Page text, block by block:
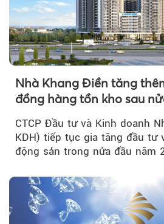
Nhà Khang Điền tăng
đồng hàng tồn kho sau
CTCP Đầu tư và Kinh doanh
KDH) tiếp tục gia tăng đầu tư
động sản trong nửa đầu năm